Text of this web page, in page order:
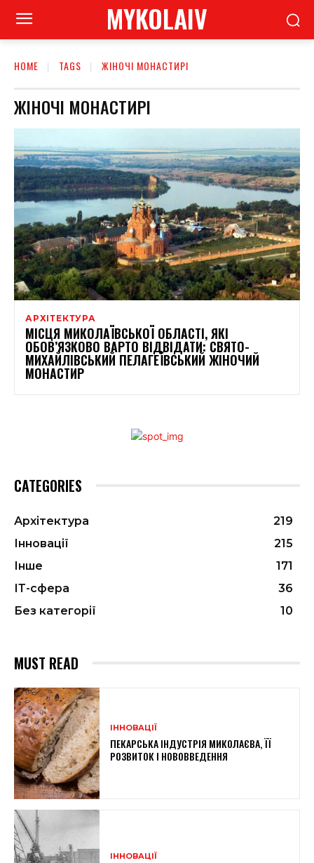
MYKOLAIV
HOME TAGS ЖІНОЧІ МОНАСТИРІ
ЖІНОЧІ МОНАСТИРІ
АРХІТЕКТУРА
МІСЦЯ МИКОЛАЇВСЬКОЇ ОБЛАСТІ, ЯКІ
ОБОВ’ЯЗКОВО ВАРТО ВІДВІДАТИ: СВЯТО-
МИХАЙЛІВСЬКИЙ ПЕЛАГЕЇВСЬКИЙ ЖІНОЧИЙ
МОНАСТИР
CATEGORIES
Архітектура
219
Інновації
215
Інше
171
ІТ-сфера
36
Без категорії
10
MUST READ
ІННОВАЦІЇ
ПЕКАРСЬКА ІНДУСТРІЯ МИКОЛАЄВА, ЇЇ
РОЗВИТОК І НОВОВВЕДЕННЯ
ІННОВАЦІЇ